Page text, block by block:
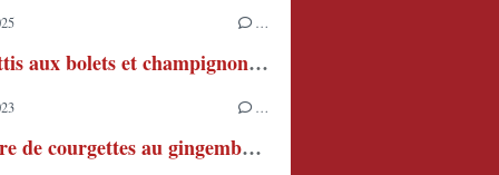
…
Spaghettis aux bolets et champignons de Paris
…
Confiture de courgettes au gingembre et au citron